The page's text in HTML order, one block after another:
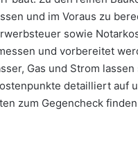
und im Voraus zu
sowie
und vorbereitet
Gas und Strom
detailliert auf
zum Gegencheck